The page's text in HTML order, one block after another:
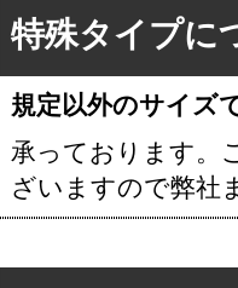
特殊タイプに
規定以外のサイズ
承っております。
ざいますので弊社